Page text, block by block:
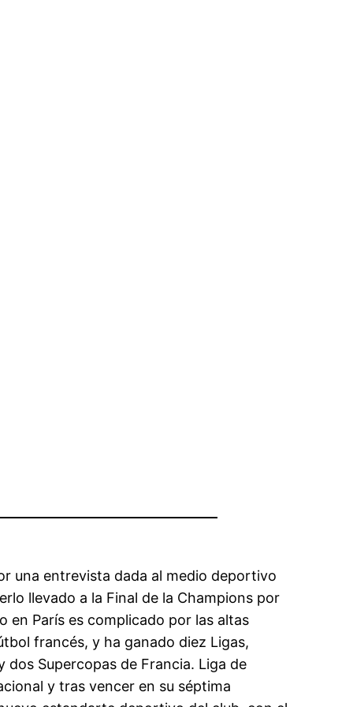
una entrevista dada al medio deportivo
llevado a la Final de la Champions por
París es complicado por las altas
francés, y ha ganado diez Ligas,
dos Supercopas de Francia. Liga de
y tras vencer en su séptima